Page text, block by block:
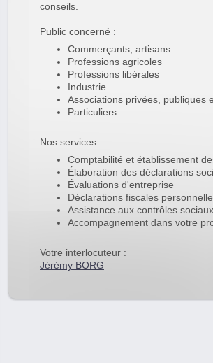
conseils.
Public concerné :
Commerçants, artisans
Professions agricoles
Professions libérales
Industrie
Associations privées, publiques
Particuliers
Nos services
Comptabilité et établissement
Élaboration des déclarations
Évaluations d'entreprise
Déclarations fiscales
Assistance aux contrôles
Accompagnement dans votre
Votre interlocuteur :
Jérémy BORG